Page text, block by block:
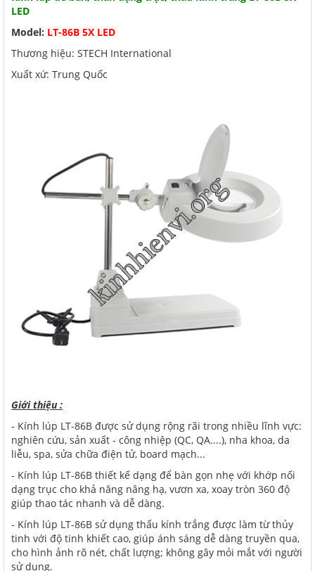
LED
Model: LT-86B 5X LED
Thương hiệu: STECH International
Xuất xứ: Trung Quốc
Giới thiệu :
- Kính lúp LT-86B được sử dụng rộng rãi trong nhiều lĩnh vực:
nghiên cứu, sản xuất - công nhiệp (QC, QA....), nha khoa, da
liễu, spa, sửa chữa điện tử, board mạch...
- Kính lúp LT-86B thiết kế dạng để bàn gọn nhẹ với khớp nối
dạng trục cho khả năng nâng hạ, vươn xa, xoay tròn 360 độ
giúp thao tác nhanh và dễ dàng.
- Kính lúp LT-86B sử dụng thấu kính trắng được làm từ thủy
tinh với độ tinh khiết cao, giúp ánh sáng dễ dàng truyền qua,
cho hình ảnh rõ nét, chất lượng; không gây mỏi mắt với người
sử dụng.